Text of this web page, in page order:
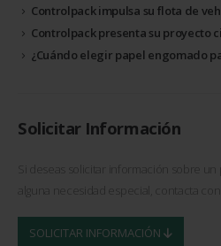
Controlpack impulsa su flota de
Controlpack presenta su proyecto
¿Cuándo elegir papel engomado
Solicitar Información
Si deseas solicitar información sobre
alguna necesidad especial, contacta con
SOLICITAR INFORMACIÓN